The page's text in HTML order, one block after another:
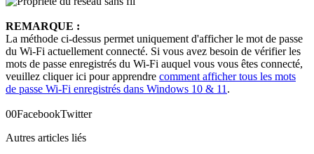
REMARQUE :
La méthode ci-dessus permet uniquement d'afficher le mot de passe
du Wi-Fi actuellement connecté. Si vous avez besoin de vérifier les
mots de passe enregistrés du Wi-Fi auquel vous vous êtes connecté,
veuillez cliquer ici pour apprendre comment afficher tous les mots
de passe Wi-Fi enregistrés dans Windows 10 & 11 .
00FacebookTwitter
Autres articles liés